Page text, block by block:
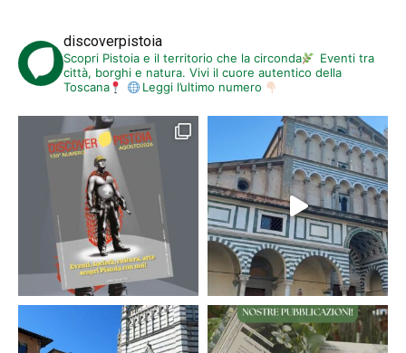
discoverpistoia
Scopri Pistoia e il territorio che la circonda
Eventi tra
città, borghi e natura. Vivi il cuore autentico della
Toscana
Leggi l’ultimo numero